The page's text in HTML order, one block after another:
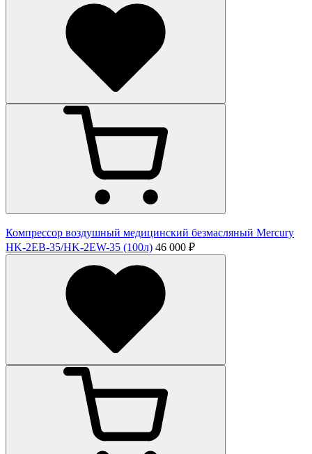
Компрессор воздушный медицинский безмасляный Mercury
HK-2ЕВ-35/HK-2EW-35 (100л) 46 000 ₽